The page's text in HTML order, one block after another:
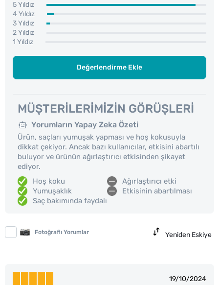
5 Yıldız
4 Yıldız
3 Yıldız
2 Yıldız
1 Yıldız
Değerlendirme Ekle
MÜŞTERILERIMIZIN GÖRÜŞLERI
Yorumların Yapay Zeka Özeti
Ürün, saçları yumuşak yapması ve hoş kokusuyla
dikkat çekiyor. Ancak bazı kullanıcılar, etkisini abartılı
buluyor ve ürünün ağırlaştırıcı etkisinden şikayet
ediyor.
Hoş koku
Yumuşaklık
Saç bakımında faydalı
Ağırlaştırıcı etki
Etkisinin abartılması
Fotoğraflı Yorumlar Yeniden Eskiye
19/10/2024